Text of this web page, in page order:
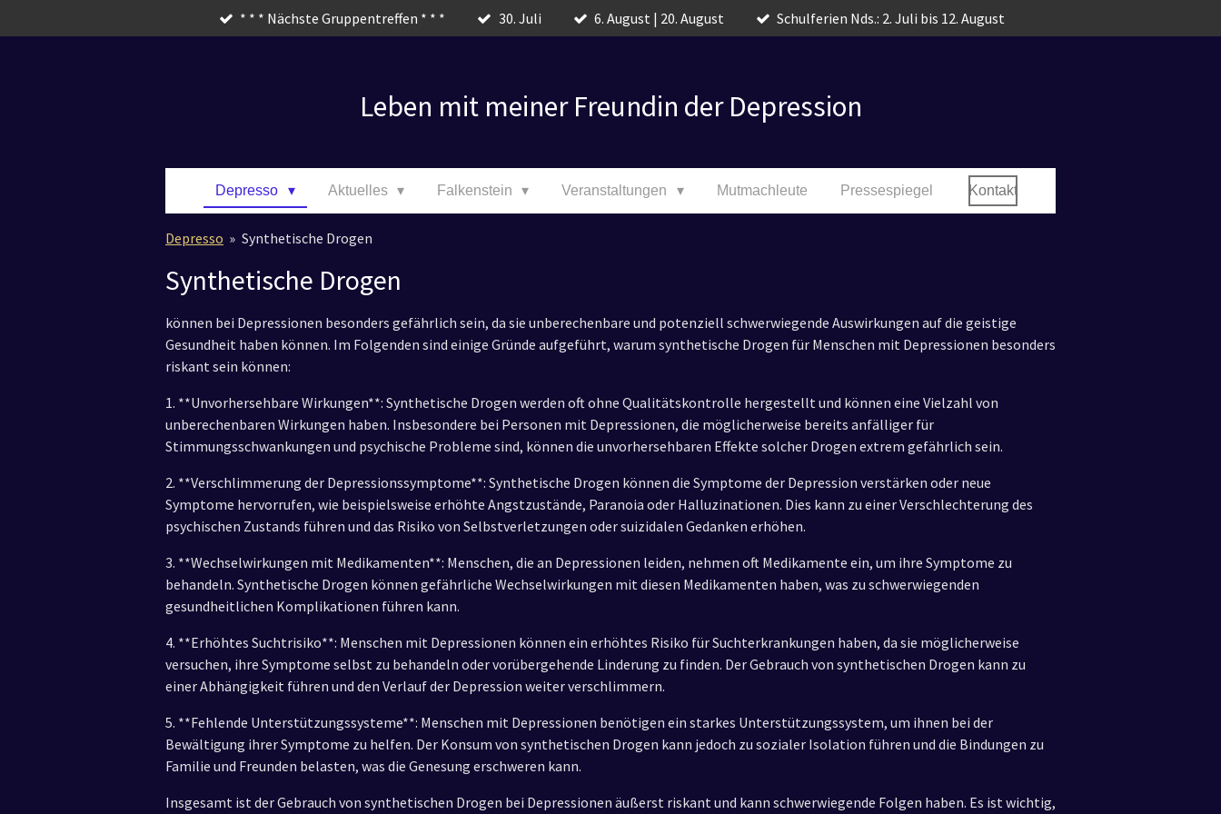
Hauptinhalt
* * * Nächste Gruppentreffen * * * 30. Juli 6. August | 20. August Schulferien Nds.: 2. Juli bis 12. August
Leben mit meiner Freundin der Depression
Depresso Aktuelles Falkenstein Veranstaltungen Mutmachleute Pressespiegel Kontakt
Depresso » Synthetische Drogen
Synthetische Drogen
können bei Depressionen besonders gefährlich sein, da sie unberechenbare und potenziell schwerwiegende Auswirkungen auf die geistige
Gesundheit haben können. Im Folgenden sind einige Gründe aufgeführt, warum synthetische Drogen für Menschen mit Depressionen besonders
riskant sein können:
1. **Unvorhersehbare Wirkungen**: Synthetische Drogen werden oft ohne Qualitätskontrolle hergestellt und können eine Vielzahl von
unberechenbaren Wirkungen haben. Insbesondere bei Personen mit Depressionen, die möglicherweise bereits anfälliger für
Stimmungsschwankungen und psychische Probleme sind, können die unvorhersehbaren Effekte solcher Drogen extrem gefährlich sein.
2. **Verschlimmerung der Depressionssymptome**: Synthetische Drogen können die Symptome der Depression verstärken oder neue
Symptome hervorrufen, wie beispielsweise erhöhte Angstzustände, Paranoia oder Halluzinationen. Dies kann zu einer Verschlechterung des
psychischen Zustands führen und das Risiko von Selbstverletzungen oder suizidalen Gedanken erhöhen.
3. **Wechselwirkungen mit Medikamenten**: Menschen, die an Depressionen leiden, nehmen oft Medikamente ein, um ihre Symptome zu
behandeln. Synthetische Drogen können gefährliche Wechselwirkungen mit diesen Medikamenten haben, was zu schwerwiegenden
gesundheitlichen Komplikationen führen kann.
4. **Erhöhtes Suchtrisiko**: Menschen mit Depressionen können ein erhöhtes Risiko für Suchterkrankungen haben, da sie möglicherweise
versuchen, ihre Symptome selbst zu behandeln oder vorübergehende Linderung zu finden. Der Gebrauch von synthetischen Drogen kann zu
einer Abhängigkeit führen und den Verlauf der Depression weiter verschlimmern.
5. **Fehlende Unterstützungssysteme**: Menschen mit Depressionen benötigen ein starkes Unterstützungssystem, um ihnen bei der
Bewältigung ihrer Symptome zu helfen. Der Konsum von synthetischen Drogen kann jedoch zu sozialer Isolation führen und die Bindungen zu
Familie und Freunden belasten, was die Genesung erschweren kann.
Insgesamt ist der Gebrauch von synthetischen Drogen bei Depressionen äußerst riskant und kann schwerwiegende Folgen haben. Es ist wichtig,